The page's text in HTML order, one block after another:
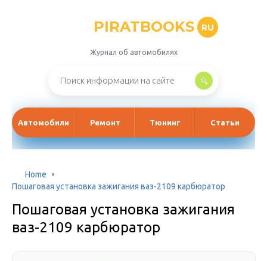
PIRATBOOKS RU
Журнал об автомобилях
Автомобили Ремонт Тюнинг Статьи
Home
Пошаговая установка зажигания ваз-2109 карбюратор
Пошаговая установка зажигания
ваз-2109 карбюратор